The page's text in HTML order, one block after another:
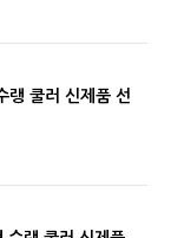
랭 쿨러 신제품 선